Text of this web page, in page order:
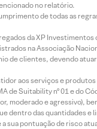
no relatório.
de todas as
da XP
na Associação
de clientes, devendo
aos serviços e
de Suitability nº 01 e do
moderado e agressivo),
dentro das quantidades
pontuação de risco